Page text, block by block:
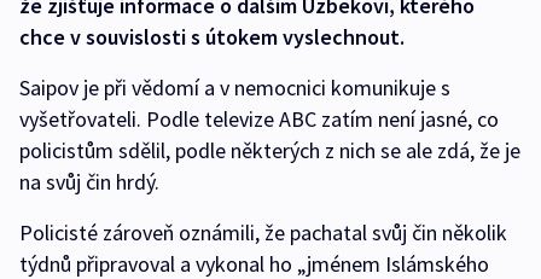
chce v souvislosti s útokem vyslechnout.
Saipov je při vědomí a v nemocnici komunikuje s
vyšetřovateli. Podle televize ABC zatím není jasné, co
policistům sdělil, podle některých z nich se ale zdá, že je
na svůj čin hrdý.
Policisté zároveň oznámili, že pachatal svůj čin několik
týdnů připravoval a vykonal ho „jménem Islámského